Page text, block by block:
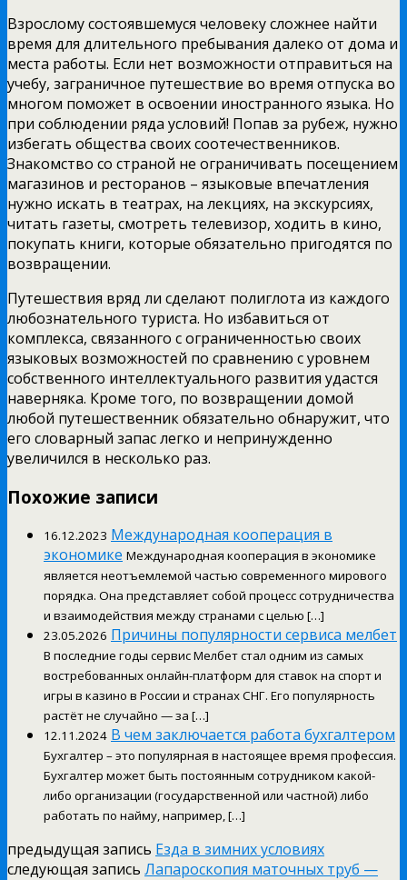
Взрослому состоявшемуся человеку сложнее найти
время для длительного пребывания далеко от дома и
места работы. Если нет возможности отправиться на
учебу, заграничное путешествие во время отпуска во
многом поможет в освоении иностранного языка. Но
при соблюдении ряда условий! Попав за рубеж, нужно
избегать общества своих соотечественников.
Знакомство со страной не ограничивать посещением
магазинов и ресторанов – языковые впечатления
нужно искать в театрах, на лекциях, на экскурсиях,
читать газеты, смотреть телевизор, ходить в кино,
покупать книги, которые обязательно пригодятся по
возвращении.
Путешествия вряд ли сделают полиглота из каждого
любознательного туриста. Но избавиться от
комплекса, связанного с ограниченностью своих
языковых возможностей по сравнению с уровнем
собственного интеллектуального развития удастся
наверняка. Кроме того, по возвращении домой
любой путешественник обязательно обнаружит, что
его словарный запас легко и непринужденно
увеличился в несколько раз.
Похожие записи
16.12.2023 Международная кооперация в
экономике Международная кооперация в экономике
является неотъемлемой частью современного мирового
порядка. Она представляет собой процесс сотрудничества
и взаимодействия между странами с целью […]
23.05.2026 Причины популярности сервиса мелбет
В последние годы сервис Мелбет стал одним из самых
востребованных онлайн-платформ для ставок на спорт и
игры в казино в России и странах СНГ. Его популярность
растёт не случайно — за […]
12.11.2024 В чем заключается работа бухгалтером
Бухгалтер – это популярная в настоящее время профессия.
Бухгалтер может быть постоянным сотрудником какой-
либо организации (государственной или частной) либо
работать по найму, например, […]
предыдущая запись Езда в зимних условиях
следующая запись Лапароскопия маточных труб —